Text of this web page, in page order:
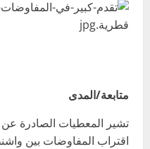
متابعة/المدى
تشير المعطيات الصادرة عن
اقتراب المفاوضات بين